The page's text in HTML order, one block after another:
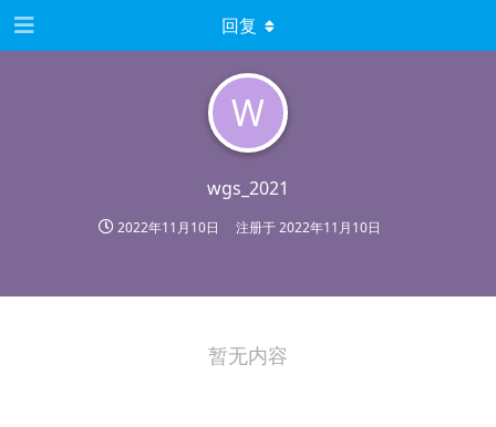
W
wgs_2021
2022年11月10日 注册于2022年11月10日
回复
暂无内容